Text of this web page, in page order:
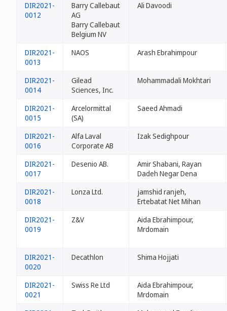
DIR2021-
0012
Barry Callebaut
AG
Barry Callebaut
Belgium NV
Ali Davoodi
DIR2021-
0013
NAOS Arash Ebrahimpour
DIR2021-
0014
Gilead
Sciences, Inc.
Mohammadali Mokhtari
DIR2021-
0015
Arcelormittal
(SA)
Saeed Ahmadi
DIR2021-
0016
Alfa Laval
Corporate AB
Izak Sedighpour
DIR2021-
0017
Desenio AB.
Amir Shabani, Rayan
Dadeh Negar Dena
DIR2021-
0018
Lonza Ltd.
jamshid ranjeh,
Ertebatat Net Mihan
DIR2021-
0019
Z&V
Aida Ebrahimpour,
Mrdomain
DIR2021-
0020
Decathlon Shima Hojjati
DIR2021-
0021
Swiss Re Ltd
Aida Ebrahimpour,
Mrdomain